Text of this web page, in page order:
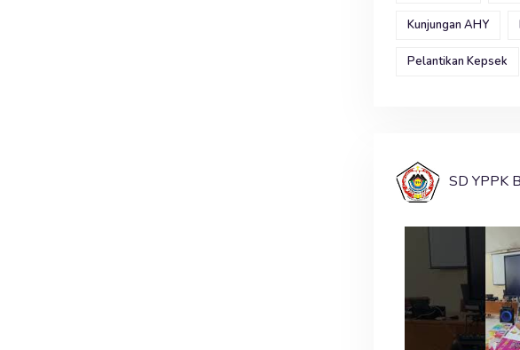
Kunjungan AHY
Pelantikan Kepsek
SD YPPK